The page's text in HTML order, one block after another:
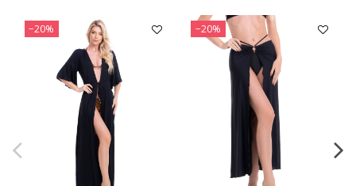
−20% −20%